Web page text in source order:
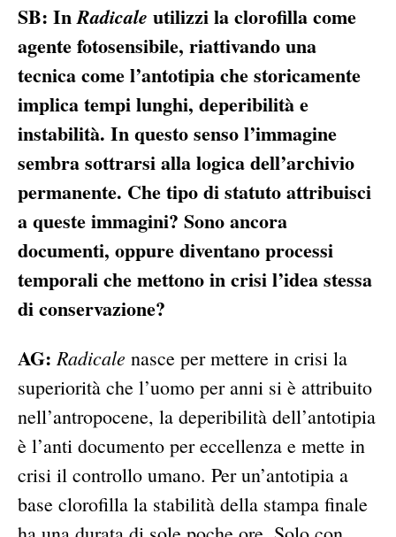
SB: InRadicale utilizzi la clorofilla come
agente fotosensibile, riattivando una
tecnica come l’antotipia che storicamente
implica tempi lunghi, deperibilità e
instabilità. In questo senso l’immagine
sembra sottrarsi alla logica dell’archivio
permanente. Che tipo di statuto attribuisci
a queste immagini? Sono ancora
documenti, oppure diventano processi
temporali che mettono in crisi l’idea stessa
di conservazione?
AG: Radicale nasce per mettere in crisi la
superiorità che l’uomo per anni si è attribuito
nell’antropocene, la deperibilità dell’antotipia
è l’anti documento per eccellenza e mette in
crisi il controllo umano. Per un’antotipia a
base clorofilla la stabilità della stampa finale